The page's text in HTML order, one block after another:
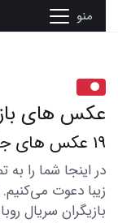
منو
عکس های
19 عکس های جذاب بازیگران سریال روباه نه دم
در اینجا شما را
بازیگران سریال